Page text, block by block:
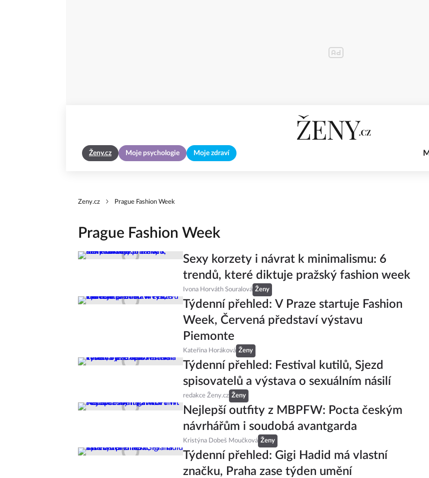
Ženy.cz Moje psychologie Moje zdraví
Zeny.cz Prague Fashion Week
Prague Fashion Week
Sexy korzety i návrat k minimalismu: 6
trendů, které diktuje pražský fashion week
Ivona Horváth Souralová Ženy
Týdenní přehled: V Praze startuje Fashion
Week, Červená představí výstavu
Piemonte
Kateřina Horáková Ženy
Týdenní přehled: Festival kutilů, Sjezd
spisovatelů a výstava o sexuálním násilí
redakce Ženy.cz Ženy
Nejlepší outfity z MBPFW: Pocta českým
návrhářům i soudobá avantgarda
Kristýna Dobeš Moučková Ženy
Týdenní přehled: Gigi Hadid má vlastní
značku, Praha zase týden umění